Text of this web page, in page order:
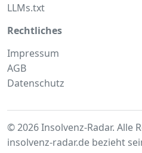
LLMs.txt
Rechtliches
Impressum
AGB
Datenschutz
© 2026 Insolvenz-Radar. Alle
insolvenz-radar.de bezieht